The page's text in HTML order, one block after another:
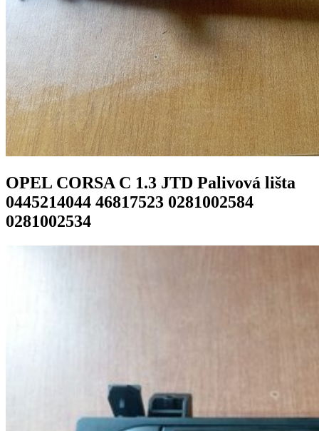
OPEL CORSA C 1.3 JTD Palivová lišta
0445214044 46817523 0281002584
0281002534